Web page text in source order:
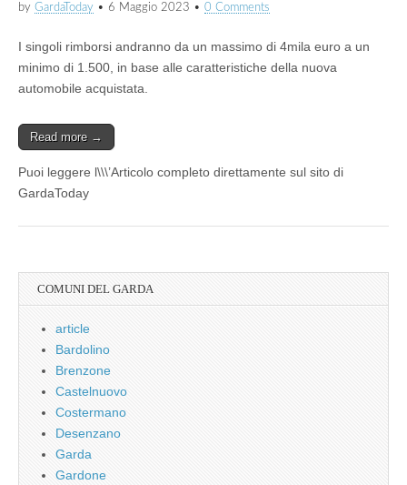
by GardaToday • 6 Maggio 2023 • 0 Comments
I singoli rimborsi andranno da un massimo di 4mila euro a un
minimo di 1.500, in base alle caratteristiche della nuova
automobile acquistata.
Read more →
Puoi leggere l\\\’Articolo completo direttamente sul sito di
GardaToday
COMUNI DEL GARDA
article
Bardolino
Brenzone
Castelnuovo
Costermano
Desenzano
Garda
Gardone